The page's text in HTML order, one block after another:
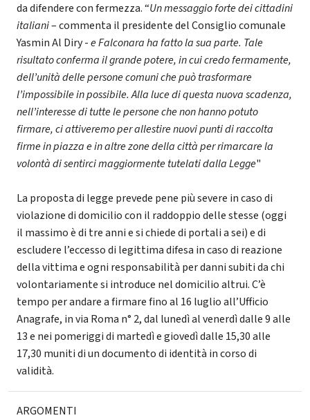
da difendere con fermezza. “Un messaggio forte dei cittadini
italiani– commenta il presidente del Consiglio comunale
Yasmin Al Diry -e Falconara ha fatto la sua parte. Tale
risultato conferma il grande potere, in cui credo fermamente,
dell’unità delle persone comuni che può trasformare
l’impossibile in possibile. Alla luce di questa nuova scadenza,
nell’interesse di tutte le persone che non hanno potuto
firmare, ci attiveremo per allestire nuovi punti di raccolta
firme in piazza e in altre zone della città per rimarcare la
volontà di sentirci maggiormente tutelati dalla Legge"
La proposta di legge prevede pene più severe in caso di
violazione di domicilio con il raddoppio delle stesse (oggi
il massimo è di tre anni e si chiede di portali a sei) e di
escludere l’eccesso di legittima difesa in caso di reazione
della vittima e ogni responsabilità per danni subiti da chi
volontariamente si introduce nel domicilio altrui. C’è
tempo per andare a firmare fino al 16 luglio all’Ufficio
Anagrafe, in via Roma n° 2, dal lunedì al venerdì dalle 9 alle
13 e nei pomeriggi di martedì e giovedì dalle 15,30 alle
17,30 muniti di un documento di identità in corso di
validità.
ARGOMENTI